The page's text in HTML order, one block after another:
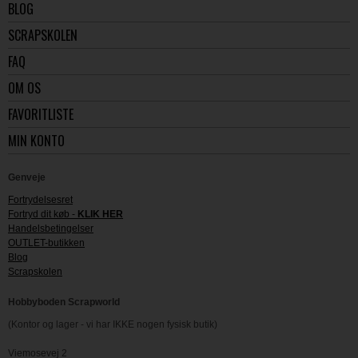
BLOG
SCRAPSKOLEN
FAQ
OM OS
FAVORITLISTE
MIN KONTO
Genveje
Fortrydelsesret
Fortryd dit køb - KLIK HER
Handelsbetingelser
OUTLET-butikken
Blog
Scrapskolen
Hobbyboden Scrapworld
(Kontor og lager - vi har IKKE nogen fysisk butik)
Viemosevej 2